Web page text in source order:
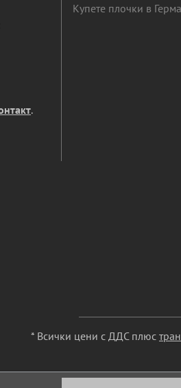
.
Купете плочки в
* Всички цени с ДДС плюс